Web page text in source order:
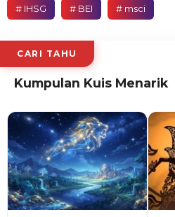
# IHSG # BEI # msci
CARI TAHU
Kumpulan Kuis Menarik